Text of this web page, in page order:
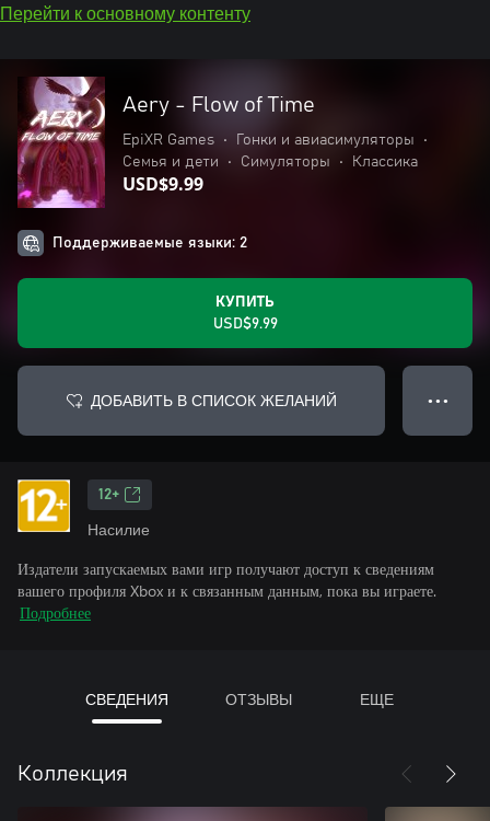
Перейти к основному контенту
Aery - Flow of Time
EpiXR Games • Гонки и авиасимуляторы
•
Семья и дети
• Симуляторы • Классика
USD$9.99
Поддерживаемые языки: 2
КУПИТЬ
USD$9.99
ДОБАВИТЬ В СПИСОК ЖЕЛАНИЙ ● ● ●
12+
Насилие
Издатели запускаемых вами игр получают доступ к сведениям
вашего профиля Xbox и к связанным данным, пока вы играете.
Подробнее
СВЕДЕНИЯ ОТЗЫВЫ ЕЩЕ
Коллекция